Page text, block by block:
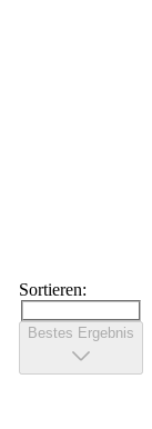
Sortieren:
Bestes Ergebnis